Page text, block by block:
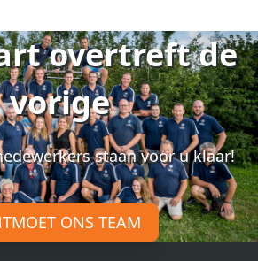
overtreft de
vorige
staan voor u klaar!
ONS TEAM